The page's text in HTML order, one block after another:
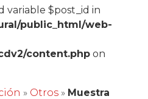
variable $post_id in
public_html/web-
content.phpon
» Otros» Muestra